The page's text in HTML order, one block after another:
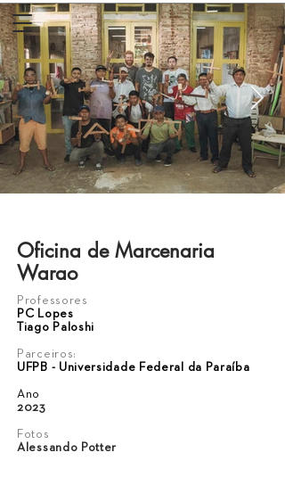
Oficina de Marcenaria
Warao
Professores
PC Lopes
Tiago Paloshi
Parceiros:
UFPB - Universidade Federal da Paraíba
Ano
2023
Fotos
Alessando Potter